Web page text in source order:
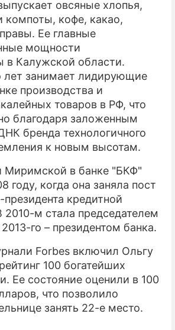
овсяные хлопья,
компоты, кофе, какао,
Ее главные
мощности
в Калужской области.
лет занимает лидирующие
производства и
товаров в РФ, что
благодаря заложенным
бренда технологичного
к новым высотам.
Миримской в банке "БКФ"
году, когда она заняла пост
кредитной
2010-м стала председателем
го – президентом банка.
Forbes включил Ольгу
100 богатейших
Ее состояние оценили в 100
что позволило
занять 22-е место.